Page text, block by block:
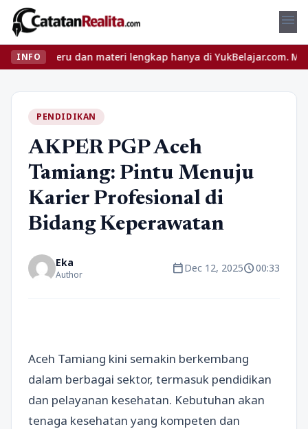
menu
INFOdan materi lengkap hanya di YukBelajar.com. Mulai
PENDIDIKAN
AKPER PGP Aceh
Tamiang: Pintu Menuju
Karier Profesional di
Bidang Keperawatan
Eka
Author calendar_todayDec 12, 2025schedule00:33
Aceh Tamiang kini semakin berkembang
dalam berbagai sektor, termasuk pendidikan
dan pelayanan kesehatan. Kebutuhan akan
tenaga kesehatan yang kompeten dan